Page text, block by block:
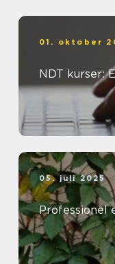
01. oktober
NDT kurser:
05. juli 2025
Professionel